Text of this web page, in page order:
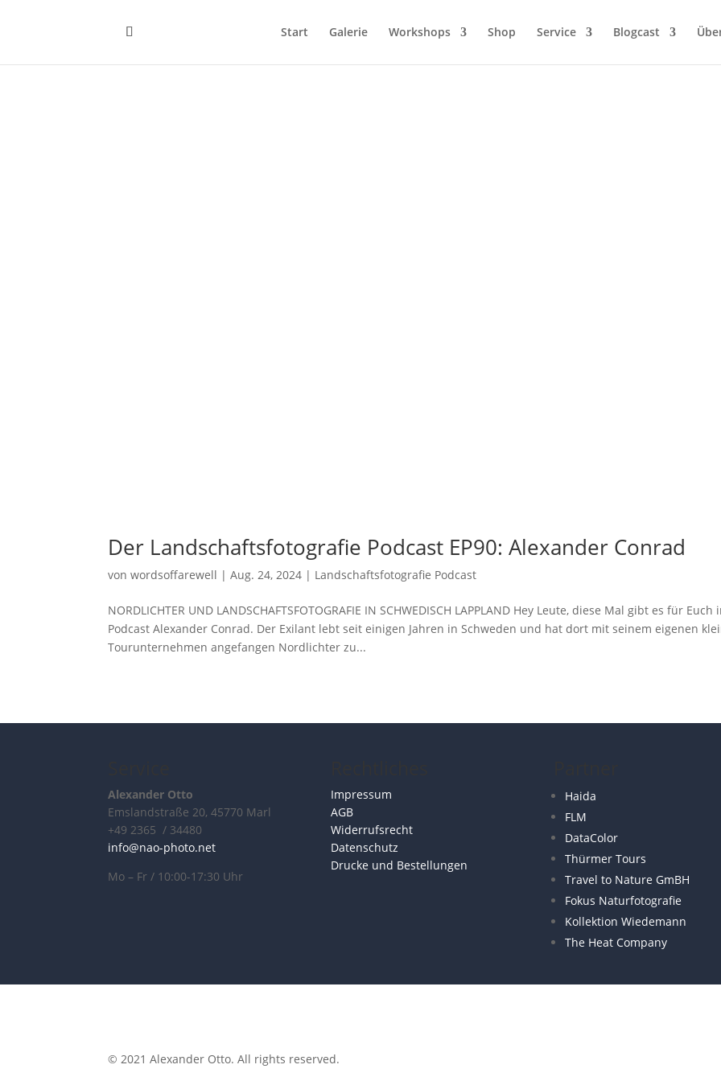
Start Galerie Workshops Shop Service Blogcast
Der Landschaftsfotografie Podcast EP90: Alexander Conrad
vonwordsoffarewell |Aug. 24, 2024 | Landschafts­fotografie Podcast
NORDLICHTER UND LANDSCHAFTSFOTOGRAFIE IN SCHWEDISCH LAPPLAND Hey Leute, diese Mal gibt es für Euch
Podcast Alexander Conrad. Der Exilant lebt seit einigen Jahren in Schweden und hat dort mit seinem eigenen
Tourunternehmen angefangen Nordlichter zu...
Alexander Otto
Emslandstraße 20, 45770 Marl
+49 2365 / 34480
info@nao-photo.net
Mo – Fr / 10:00-17:30 Uhr
Impressum
AGB
Widerrufsrecht
Datenschutz
Drucke und Bestellungen
Haida
FLM
DataColor
Thürmer Tours
Travel to Nature GmBH
Fokus Naturfotografie
Kollektion Wiedemann
The Heat Company
© 2021 Alexander Otto. All rights reserved.